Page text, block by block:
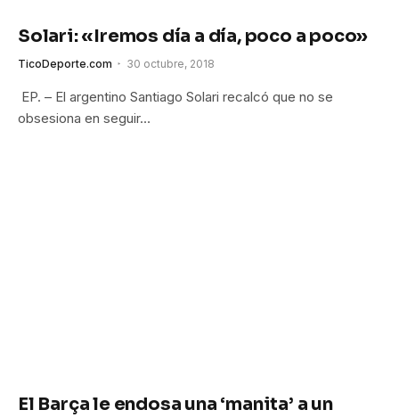
Solari: «Iremos día a día, poco a poco»
TicoDeporte.com 30 octubre, 2018
EP. – El argentino Santiago Solari recalcó que no se
obsesiona en seguir…
El Barça le endosa una ‘manita’ a un